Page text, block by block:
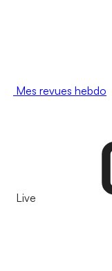
Mes revues hebdo
Live